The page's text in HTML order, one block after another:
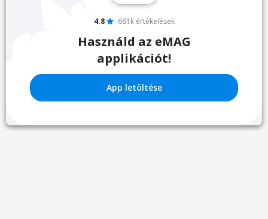
4.8 681k értékelések
Használd az eMAG
applikációt!
App letöltése